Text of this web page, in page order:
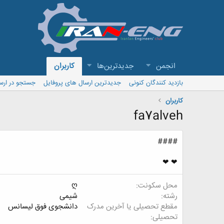
انجمن جدیدترین‌ها کاربران
بازدید کنندگان کنونی جدیدترین ارسال های پروفایل
جستجو در
کاربران
fa7alveh
####
❤ ❤
محل سکونت
ღ
رشته
شیمی
مقطع تحصیلی یا آخرین مدرک
تحصیلی
دانشجوی فوق لیسانس